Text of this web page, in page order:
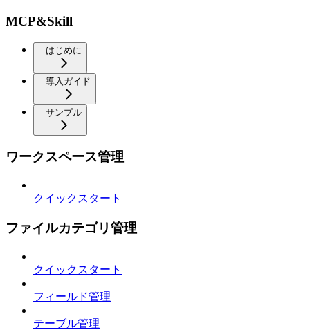
MCP&Skill
はじめに
導入ガイド
サンプル
ワークスペース管理
クイックスタート
ファイルカテゴリ管理
クイックスタート
フィールド管理
テーブル管理